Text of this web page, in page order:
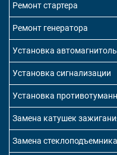
Ремонт стартера
Ремонт генератора
Установка
Установка сигнализации
Установка
Замена катушек
Замена стеклоподъемника